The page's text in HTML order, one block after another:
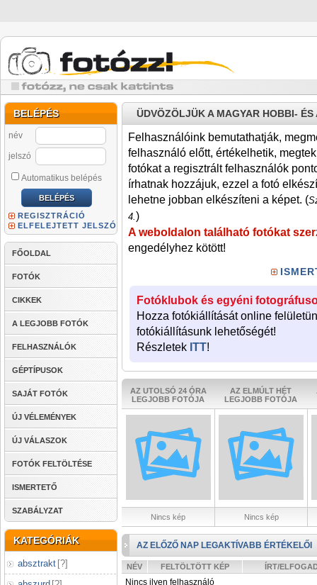
BELÉPÉS
név
jelszó
Automatikus belépés
REGISZTRÁCIÓ
ELFELEJTETT JELSZÓ
FŐOLDAL
FOTÓK
CIKKEK
A LEGJOBB FOTÓK
FELHASZNÁLÓK
GÉPTÍPUSOK
SAJÁT FOTÓK
ÚJ VÉLEMÉNYEK
ÚJ VÁLASZOK
FOTÓK FELTÖLTÉSE
ISMERTETŐ
SZABÁLYZAT
KATEGÓRIÁK
absztrakt [?]
ÜDVÖZÖLJÜK A MAGYAR HOBBI-
Felhasználóink bemutathatják,
felhasználó előtt, értékelhetik,
fotókat a regisztrált felhasználók
írhatnak hozzájuk, ezzel a fotó
lehetne jobban elkészíteni a képet. (
4.)
A weboldalon található fotókat
engedélyhez kötött!
Fotóklubok és egyéni
Hozza fotókiállítását online
fotókiállításunk lehetőségét!
Részletek ITT!
AZ UTOLSÓ 24 ÓRA
LEGJOBB FOTÓJA
AZ ELMÚLT HÉT
LEGJOBB FOTÓJA
Nincs kép Nincs kép
AZ ELŐZŐ NAP LEGAKTÍVABB ÉRTÉKELŐI
NÉV FELTÖLTÖTT KÉP ÍRT/
Nincs ilyen felhasználó